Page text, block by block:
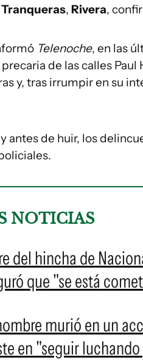
Tranqueras, Rivera,
Telenoche, en las
de las calles
y, tras irrumpir en su
antes de huir, los
NOTICIAS
del hincha de
que "se está
murió en un
en "seguir